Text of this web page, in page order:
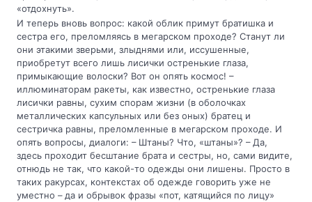
«отдохнуть».
И теперь вновь вопрос: какой облик примут братишка и
сестра его, преломляясь в мегарском проходе? Станут ли
они этакими зверьми, злыднями или, иссушенные,
приобретут всего лишь лисички остренькие глаза,
примыкающие волоски? Вот он опять космос! –
иллюминаторам ракеты, как известно, остренькие глаза
лисички равны, сухим спорам жизни (в оболочках
металлических капсульных или без оных) братец и
сестричка равны, преломленные в мегарском проходе. И
опять вопросы, диалоги: – Штаны? Что, «штаны»? – Да,
здесь проходит бесштание брата и сестры, но, сами видите,
отнюдь не так, что какой-то одежды они лишены. Просто в
таких ракурсах, контекстах об одежде говорить уже не
уместно – да и обрывок фразы «пот, катящийся по лицу»